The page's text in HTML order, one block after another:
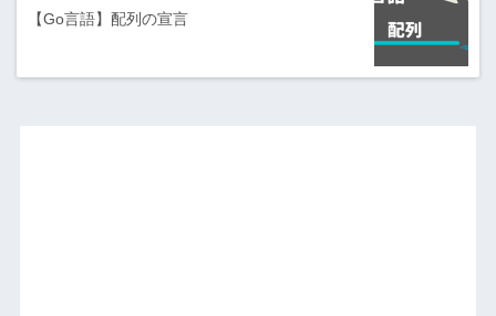
【Go言語】配列の宣言